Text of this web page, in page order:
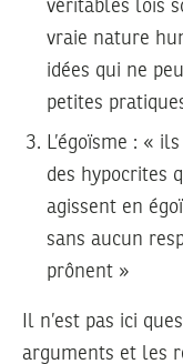
véritables lois
vraie nature
idées qui ne
petites
L’égoïsme : «
des hypocrites
agissent en
sans aucun
prônent »
Il n’est pas ici
arguments et les